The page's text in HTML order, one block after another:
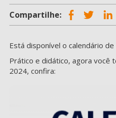
Compartilhe:
Está disponível o calendário
Prático e didático, agora você
2024, confira: